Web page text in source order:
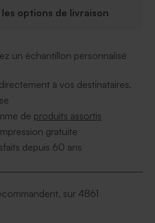
options de livraison
un échantillon personnalisé
à vos destinataires.
de produits assortis
gratuite
depuis 60 ans
sur 4861